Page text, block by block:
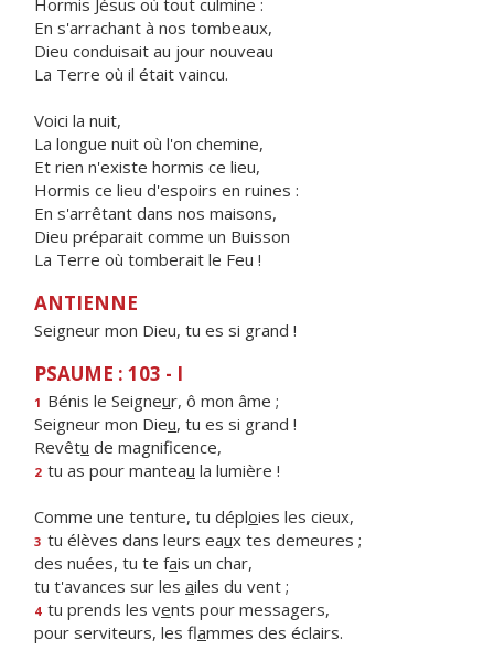
Hormis Jésus où tout culmine :
En s'arrachant à nos tombeaux,
Dieu conduisait au jour nouveau
La Terre où il était vaincu.
Voici la nuit,
La longue nuit où l'on chemine,
Et rien n'existe hormis ce lieu,
Hormis ce lieu d'espoirs en ruines :
En s'arrêtant dans nos maisons,
Dieu préparait comme un Buisson
La Terre où tomberait le Feu !
ANTIENNE
Seigneur mon Dieu, tu es si grand !
PSAUME : 103 - I
1 Bénis le Seigneur, ô mon âme ;
Seigneur mon Dieu, tu es si grand !
Revêtu de magnificence,
2 tu as pour manteau la lumière !
Comme une tenture, tu déploies les cieux,
3 tu élèves dans leurs eaux tes demeures ;
des nuées, tu te fais un char,
tu t'avances sur les ailes du vent ;
4 tu prends les vents pour messagers,
pour serviteurs, les flammes des éclairs.